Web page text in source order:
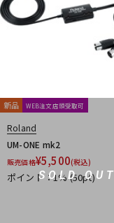
SOLD OUT
新品 WEB注文店頭受取可
Roland
UM-ONE mk2
販売価格¥5,500(税込)
ポイント：1%(50pt)